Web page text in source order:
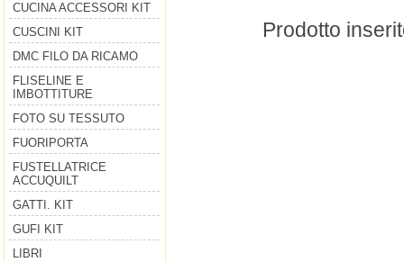
CUCINA ACCESSORI KIT
CUSCINI KIT
DMC FILO DA RICAMO
FLISELINE E
IMBOTTITURE
FOTO SU TESSUTO
FUORIPORTA
FUSTELLATRICE
ACCUQUILT
GATTI. KIT
GUFI KIT
LIBRI
Prodotto